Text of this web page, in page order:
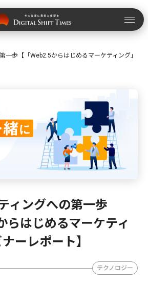
一歩【「Web2.5からはじめるマーケティング」
ィングへの第一歩
らはじめるマーケティ
ーレポート】
テクノロジー